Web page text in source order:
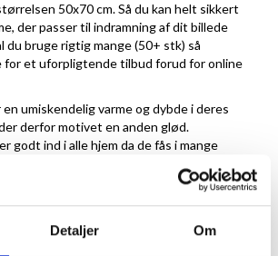
Detaljer Om
50x70 cm. Så du kan helt sikkert
der passer til indramning af dit billede
du bruge rigtig mange (50+ stk) så
for et uforpligtende tilbud forud for online
umiskendelig varme og dybde i deres
derfor motivet en anden glød.
godt ind i alle hjem da de fås i mange
materiale og derfor får man også en
sig over tid og blive til en del af
blot en genstand man hænger op. I